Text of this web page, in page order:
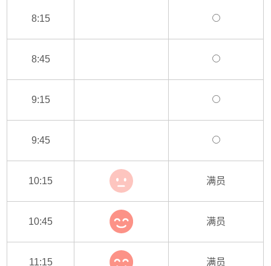
8:15
8:45
9:15
9:45
10:15 满员
10:45 满员
11:15 满员